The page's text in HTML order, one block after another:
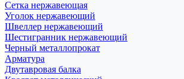
Сетка нержавеющая
Уголок нержавеющий
Швеллер нержавеющий
Шестигранник нержавеющий
Черный металлопрокат
Арматура
Двутавровая балка